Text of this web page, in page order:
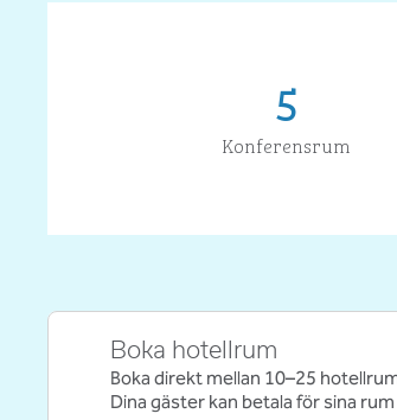
5
Konferensrum
Boka hotellrum
Boka direkt mellan 10–25
Dina gäster kan betala för sina